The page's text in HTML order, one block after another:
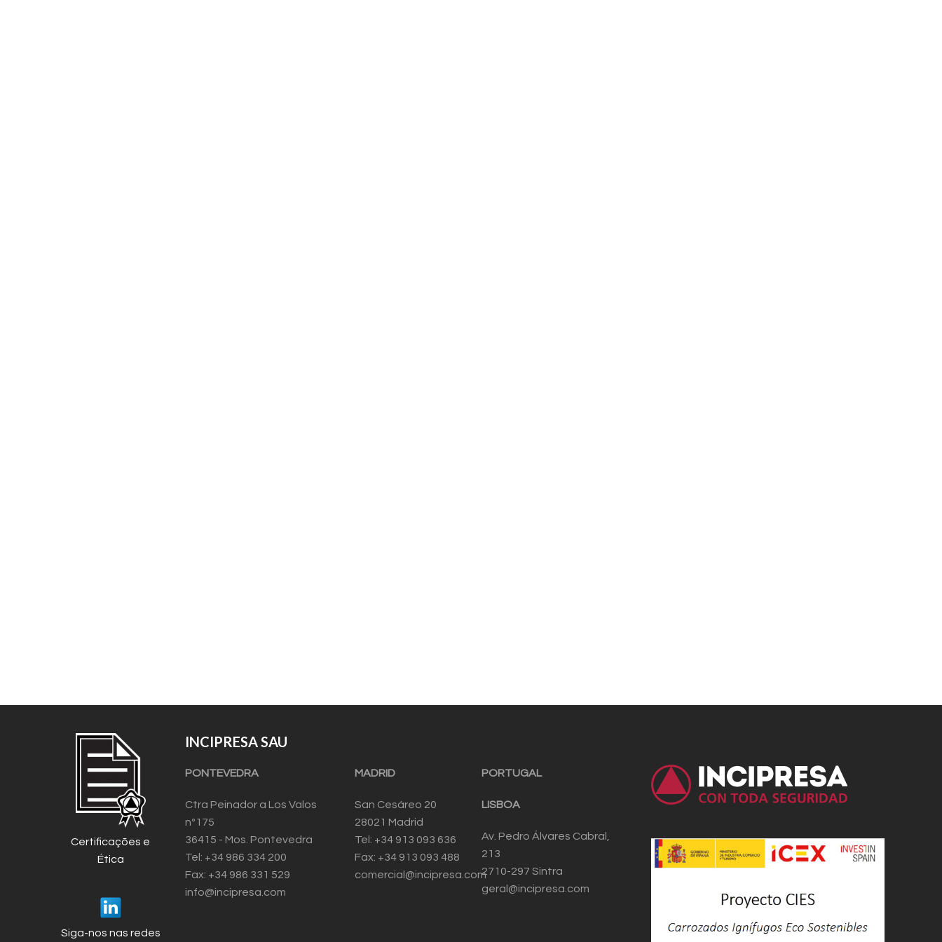
Certificações e
Ética
Siga-nos nas redes
INCIPRESA SAU
PONTEVEDRA
Ctra Peinador a Los Valos
nº175
36415 - Mos. Pontevedra
Tel: +34 986 334 200
Fax: +34 986 331 529
info@incipresa.com
MADRID
San Cesáreo 20
28021 Madrid
Tel: +34 913 093 636
Fax: +34 913 093 488
comercial@incipresa.com
PORTUGAL
LISBOA
Av. Pedro Álvares Cabral,
213
2710-297 Sintra
geral@incipresa.com